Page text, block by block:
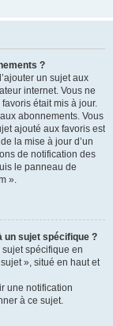
?
un sujet aux
internet. Vous ne
était mis à jour.
abonnements. Vous
ajouté aux favoris est
la mise à jour d’un
de notification des
le panneau de
».
un sujet spécifique ?
spécifique en
», situé en haut et
une notification
à ce sujet.